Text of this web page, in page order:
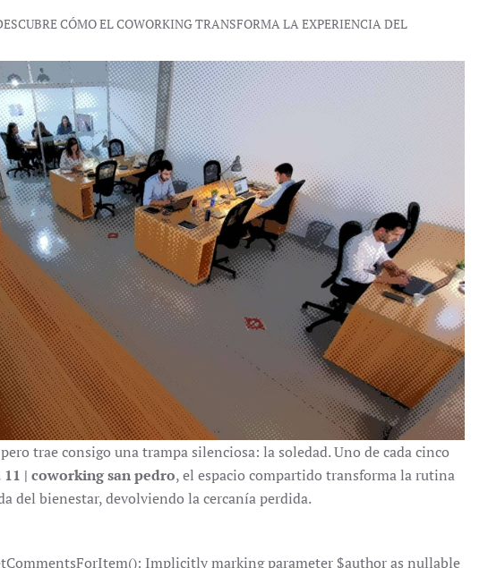
CÓMO EL COWORKING TRANSFORMA LA EXPERIENCIA DEL
trae consigo una trampa silenciosa: la soledad. Uno de cada cinco
11 | coworking san pedro, el espacio compartido transforma la rutina
del bienestar, devolviendo la cercanía perdida.
Implicitly marking parameter $author as nullable